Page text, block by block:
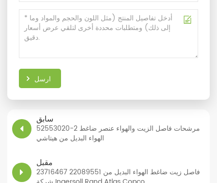
ارسل
سابق
52553020-2 مرشحات فاصل الزيت والهواء عنصر ضاغط
الهواء البديل من هيتاشي
مقبل
23716467 22089551 فاصل زيت ضاغط الهواء البديل من